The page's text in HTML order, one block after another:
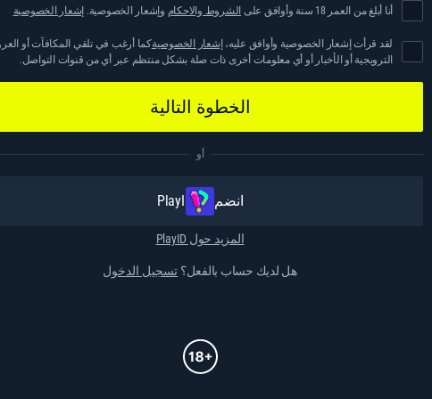
أنا أبلغ من العمر 18 سنة وأوافق على الشروط والاحكام وإشعار الخصوصية. إشعار الخصوصية
لقد قرأت إشعار الخصوصية وأوافق عليه، إشعار الخصوصيةكما أرغب في تلقي المكافآت أو
الترويجية أو الأخبار أو أي معلومات أخرى ذات صلة بشكل منتظم عبر أي من قنوات التواصل.
الخطوة التالية
أو
انضم مع PlayID
المزيد حول PlayID
هل لديك حساب بالفعل؟ تسجيل الدخول